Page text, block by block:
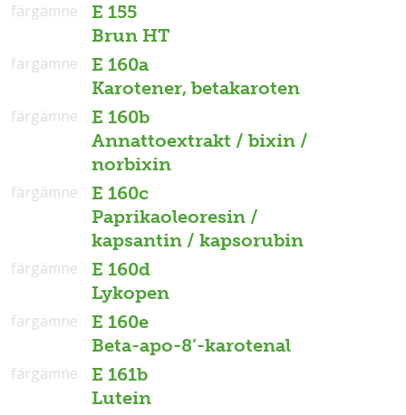
E 155
Brun HT
färgämne
E 160a
Karotener, betakaroten
färgämne
E 160b
Annattoextrakt / bixin /
norbixin
färgämne
E 160c
Paprikaoleoresin /
kapsantin / kapsorubin
färgämne
E 160d
Lykopen
färgämne
E 160e
Beta-apo-8’-karotenal
färgämne
E 161b
Lutein
färgämne